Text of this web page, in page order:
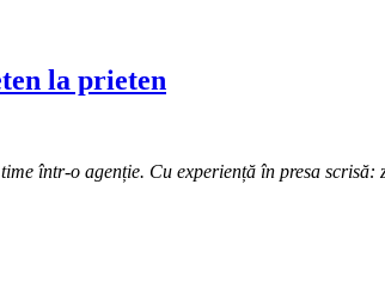
la prieten
într-o agenție. Cu experiență în presa